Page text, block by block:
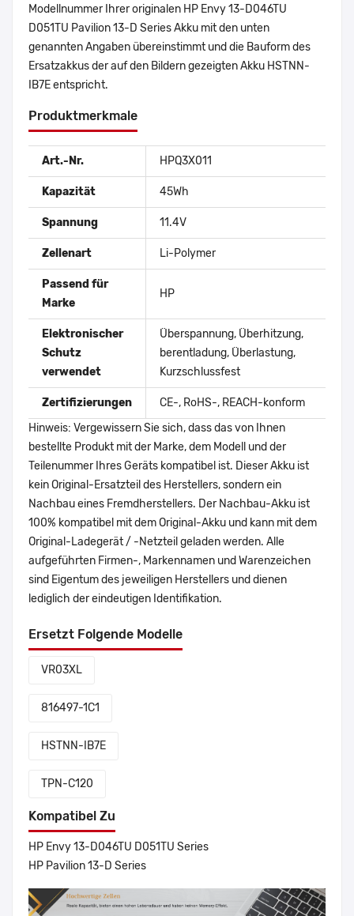
Modellnummer Ihrer originalen HP Envy 13-D046TU
D051TU Pavilion 13-D Series Akku mit den unten
genannten Angaben übereinstimmt und die Bauform des
Ersatzakkus der auf den Bildern gezeigten Akku HSTNN-
IB7E entspricht.
Produktmerkmale
Art.-Nr. HPQ3X011
Kapazität 45Wh
Spannung 11.4V
Zellenart Li-Polymer
Passend für
Marke
HP
Elektronischer
Schutz
verwendet
Überspannung, Überhitzung,
berentladung, Überlastung,
Kurzschlussfest
Zertifizierungen
CE-, RoHS-, REACH-konform
Hinweis: Vergewissern Sie sich, dass das von Ihnen
bestellte Produkt mit der Marke, dem Modell und der
Teilenummer Ihres Geräts kompatibel ist. Dieser Akku ist
kein Original-Ersatzteil des Herstellers, sondern ein
Nachbau eines Fremdherstellers. Der Nachbau-Akku ist
100% kompatibel mit dem Original-Akku und kann mit dem
Original-Ladegerät / -Netzteil geladen werden. Alle
aufgeführten Firmen-, Markennamen und Warenzeichen
sind Eigentum des jeweiligen Herstellers und dienen
lediglich der eindeutigen Identifikation.
Ersetzt Folgende Modelle
VR03XL
816497-1C1
HSTNN-IB7E
TPN-C120
Kompatibel Zu
HP Envy 13-D046TU D051TU Series
HP Pavilion 13-D Series